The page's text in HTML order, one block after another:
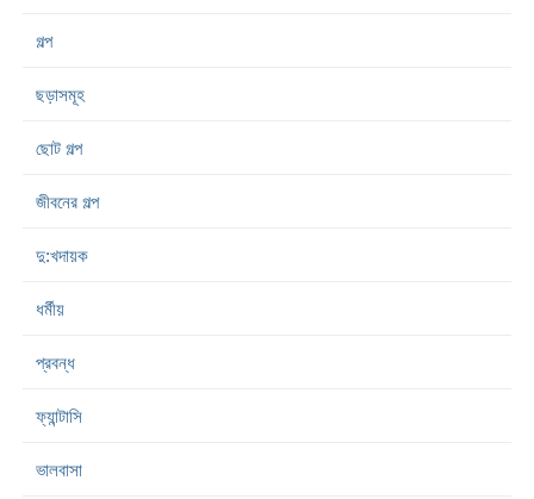
গল্প
ছড়াসমূহ
ছোট গল্প
জীবনের গল্প
দু:খদায়ক
ধর্মীয়
প্রবন্ধ
ফ্যান্টাসি
ভালবাসা